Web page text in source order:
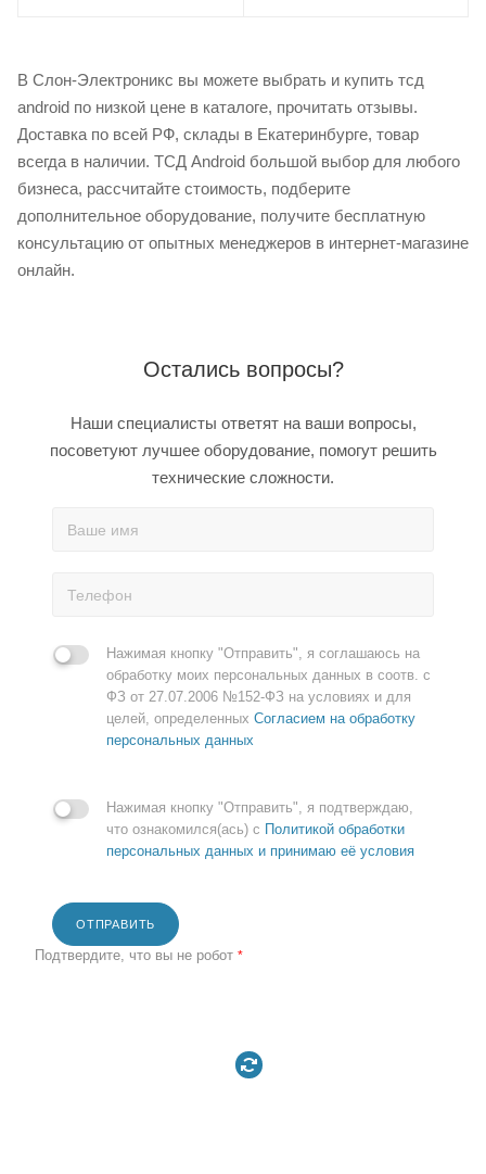
В Слон-Электроникс вы можете выбрать и купить тсд
android по низкой цене в каталоге, прочитать отзывы.
Доставка по всей РФ, склады в Екатеринбурге, товар
всегда в наличии. ТСД Android большой выбор для любого
бизнеса, рассчитайте стоимость, подберите
дополнительное оборудование, получите бесплатную
консультацию от опытных менеджеров в интернет-магазине
онлайн.
Остались вопросы?
Наши специалисты ответят на ваши вопросы,
посоветуют лучшее оборудование, помогут решить
технические сложности.
Нажимая кнопку "Отправить", я соглашаюсь на
обработку моих персональных данных в соотв. с
ФЗ от 27.07.2006 №152-ФЗ на условиях и для
целей, определенных Согласием на обработку
персональных данных
Нажимая кнопку "Отправить", я подтверждаю,
что ознакомился(ась) с Политикой обработки
персональных данных и принимаю её условия
ОТПРАВИТЬ
Подтвердите, что вы не робот *